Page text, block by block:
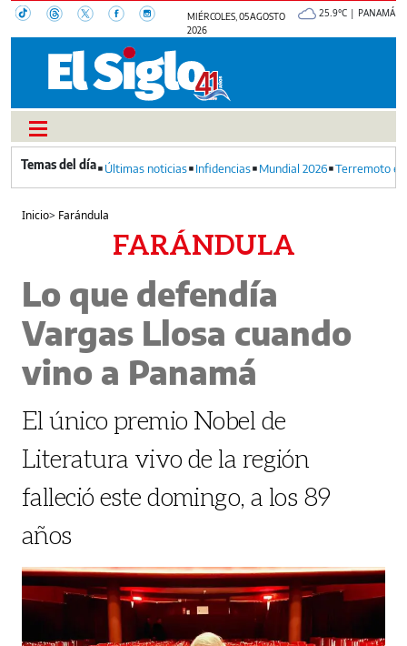
MIÉRCOLES, 05 AGOSTO
2026
25.9°C | PANAMÁ
Últimas noticias Infidencias Mundial 2026 Terremoto
Inicio> Farándula
FARÁNDULA
Lo que defendía
Vargas Llosa cuando
vino a Panamá
El único premio Nobel de
Literatura vivo de la región
falleció este domingo, a los 89
años